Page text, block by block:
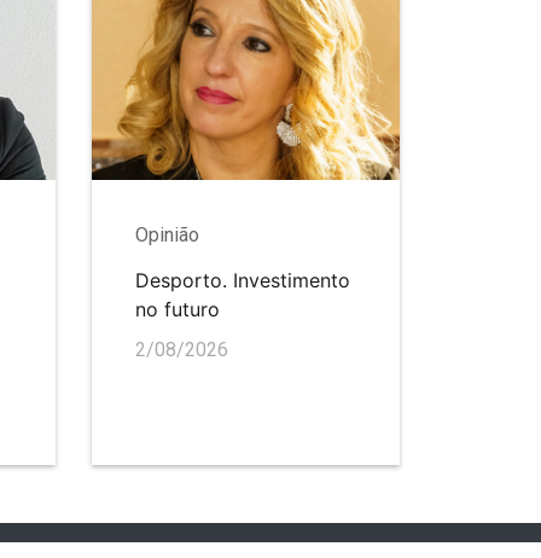
Opinião
Desporto. Investimento
no futuro
2/08/2026